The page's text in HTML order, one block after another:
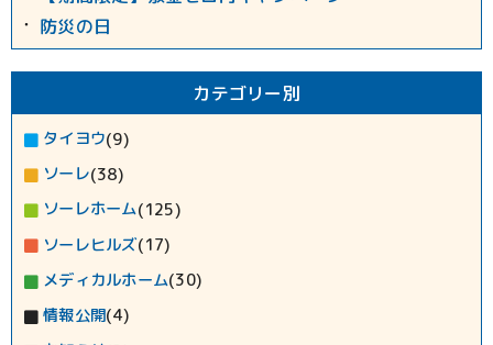
防災の日
カテゴリー別
タイヨウ(9)
ソーレ(38)
ソーレホーム(125)
ソーレヒルズ(17)
メディカルホーム(30)
情報公開(4)